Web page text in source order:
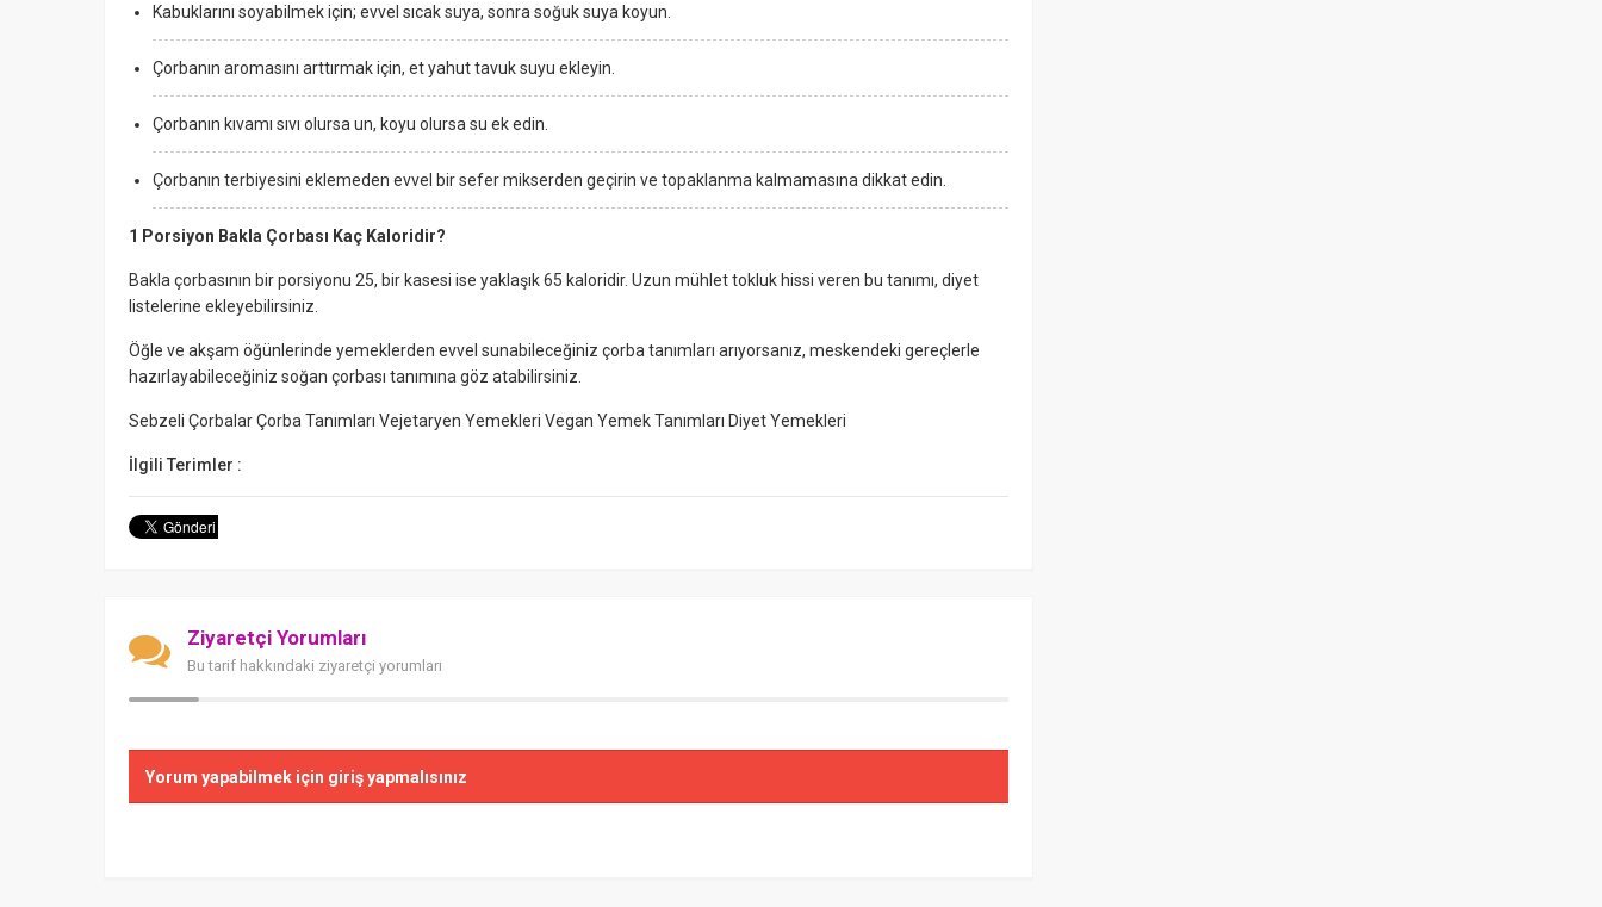
Kabuklarını soyabilmek için; evvel sıcak suya, sonra soğuk suya koyun.
Çorbanın aromasını arttırmak için, et yahut tavuk suyu ekleyin.
Çorbanın kıvamı sıvı olursa un, koyu olursa su ek edin.
Çorbanın terbiyesini eklemeden evvel bir sefer mikserden geçirin ve topaklanma kalmamasına dikkat edin.
1 Porsiyon Bakla Çorbası Kaç Kaloridir?
Bakla çorbasının bir porsiyonu 25, bir kasesi ise yaklaşık 65 kaloridir. Uzun mühlet tokluk hissi veren bu tanımı, diyet
listelerine ekleyebilirsiniz.
Öğle ve akşam öğünlerinde yemeklerden evvel sunabileceğiniz çorba tanımları arıyorsanız, meskendeki gereçlerle
hazırlayabileceğiniz soğan çorbası tanımına göz atabilirsiniz.
Sebzeli Çorbalar Çorba Tanımları Vejetaryen Yemekleri Vegan Yemek Tanımları Diyet Yemekleri
İlgili Terimler :
Ziyaretçi Yorumları
Bu tarif hakkındaki ziyaretçi yorumları
Yorum yapabilmek için giriş yapmalısınız